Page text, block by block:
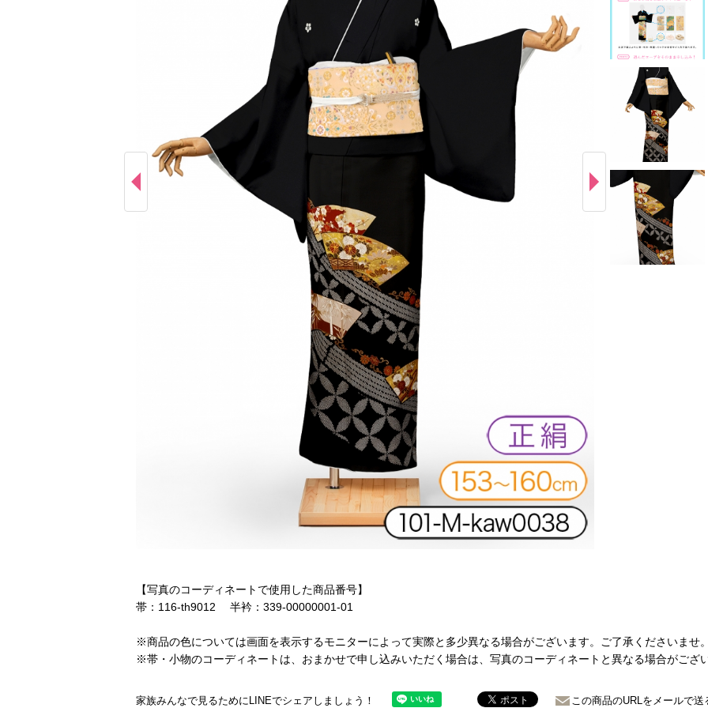
【写真のコーディネートで使用した商品番号】
帯：116-th9012 半衿：339-00000001-01
※商品の色については画面を表示するモニターによって実際と多少異なる場合がございます。ご了承くださいませ。
※帯・小物のコーディネートは、おまかせで申し込みいただく場合は、写真のコーディネートと異なる場合がござい
家族みんなで見るためにLINEでシェアしましょう！ この商品のURLをメールで送